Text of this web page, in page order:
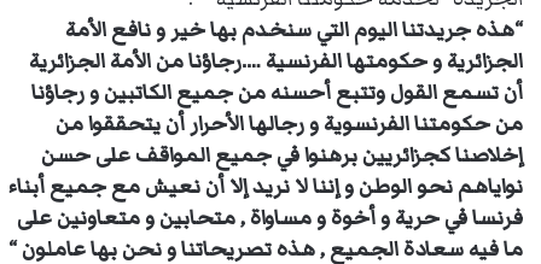
“هذه جريدتنا اليوم التي سنخدم بها خير و نافع الأمة
الجزائرية و حكومتها الفرنسية ….رجاؤنا من الأمة الجزائرية
أن تسمع القول وتتبع أحسنه من جميع الكاتبين و رجاؤنا
من حكومتنا الفرنسوية و رجالها الأحرار أن يتحققوا من
إخلاصنا كجزائريين برهنوا في جميع المواقف على حسن
نواياهم نحو الوطن و إننا لا نريد إلا أن نعيش مع جميع أبناء
فرنسا في حرية و أخوة و مساواة , متحابين و متعاونين على
ما فيه سعادة الجميع , هذه تصريحاتنا و نحن بها عاملون “